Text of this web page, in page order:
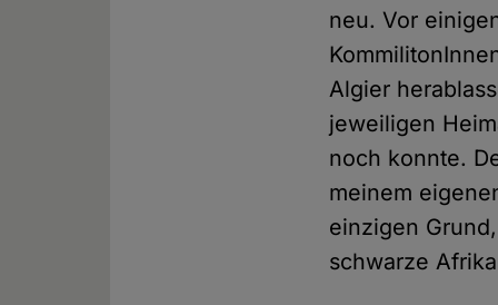
neu. Vor
Algier
jeweiligen
noch konnte.
meinem
einzigen
schwarze